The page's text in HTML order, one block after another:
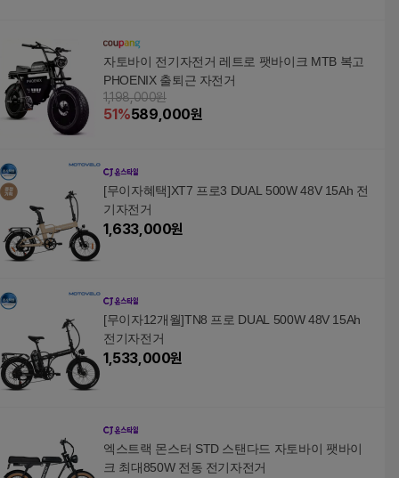
자토바이 전기자전거 레트로 팻바이크 MTB 복고
PHOENIX 출퇴근 자전거
1,198,000원
51%589,000원
[무이자혜택]XT7 프로3 DUAL 500W 48V 15Ah 전
기자전거
1,633,000원
[무이자12개월]TN8 프로 DUAL 500W 48V 15Ah
전기자전거
1,533,000원
엑스트랙 몬스터 STD 스탠다드 자토바이 팻바이
크 최대850W 전동 전기자전거